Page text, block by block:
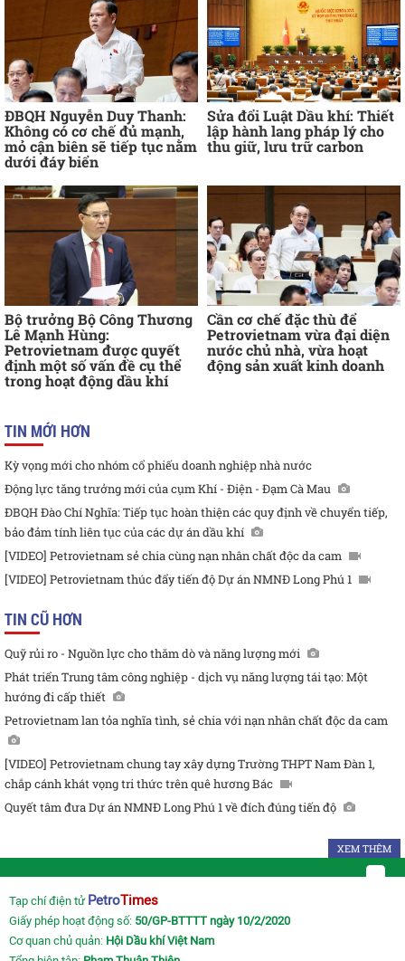
ĐBQH Nguyễn Duy Thanh:
Không có cơ chế đủ mạnh,
mỏ cận biên sẽ tiếp tục nằm
dưới đáy biển
Sửa đổi Luật Dầu khí: Thiết
lập hành lang pháp lý cho
thu giữ, lưu trữ carbon
Bộ trưởng Bộ Công Thương
Lê Mạnh Hùng:
Petrovietnam được quyết
định một số vấn đề cụ thể
trong hoạt động dầu khí
Cần cơ chế đặc thù để
Petrovietnam vừa đại diện
nước chủ nhà, vừa hoạt
động sản xuất kinh doanh
TIN MỚI HƠN
Kỳ vọng mới cho nhóm cổ phiếu doanh nghiệp nhà nước
Động lực tăng trưởng mới của cụm Khí - Điện - Đạm Cà Mau
ĐBQH Đào Chí Nghĩa: Tiếp tục hoàn thiện các quy định về chuyển tiếp,
bảo đảm tính liên tục của các dự án dầu khí
[VIDEO] Petrovietnam sẻ chia cùng nạn nhân chất độc da cam
[VIDEO] Petrovietnam thúc đẩy tiến độ Dự án NMNĐ Long Phú 1
TIN CŨ HƠN
Quỹ rủi ro - Nguồn lực cho thăm dò và năng lượng mới
Phát triển Trung tâm công nghiệp - dịch vụ năng lượng tái tạo: Một
hướng đi cấp thiết
Petrovietnam lan tỏa nghĩa tình, sẻ chia với nạn nhân chất độc da cam
[VIDEO] Petrovietnam chung tay xây dựng Trường THPT Nam Đàn 1,
chắp cánh khát vọng tri thức trên quê hương Bác
Quyết tâm đưa Dự án NMNĐ Long Phú 1 về đích đúng tiến độ
XEM THÊM
Tạp chí điện tử PetroTimes
Giấy phép hoạt động số: 50/GP-BTTTT ngày 10/2/2020
Cơ quan chủ quản: Hội Dầu khí Việt Nam